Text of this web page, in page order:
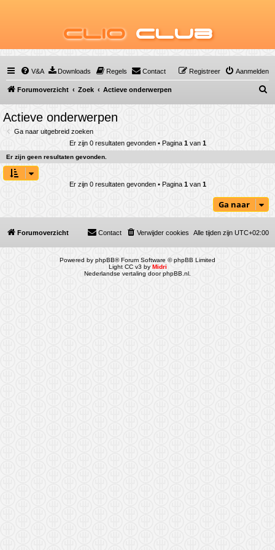
Clio Club
V&A Downloads Regels Contact Aanmelden
Registreer
Forumoverzicht Zoek Actieve onderwerpen
o
Actieve onderwerpen
Ga naar uitgebreid zoeken
Er zijn 0 resultaten gevonden • Pagina 1van 1
Er zijn geen resultaten gevonden.
Er zijn 0 resultaten gevonden • Pagina 1van 1
Ga naar
Forumoverzicht Alle tijden zijn UTC+02:00
Verwijder cookies
Contact
Powered by phpBB® Forum Software © phpBB Limited
Light CC v3 by Midri
Nederlandse vertaling doorphpBB.nl